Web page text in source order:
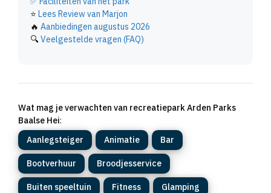
⭐ Lees Review van Marjon
🔥 Aanbiedingen augustus 2026
🔍Veelgestelde vragen (FAQ)
Wat mag je verwachten van recreatiepark Arden Parks
Baalse Hei:
Aanlegsteiger
Animatie Bar
Bootverhuur Broodjesservice
Buiten speeltuin Fitness Glamping